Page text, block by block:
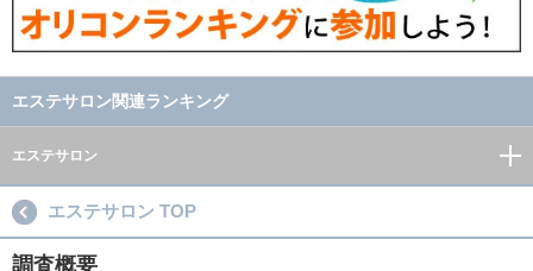
エステサロン関連ランキング
エステサロン
エステサロン TOP
調査概要